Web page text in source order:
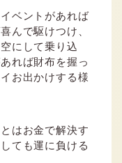
ベントがあれば
んで駆けつけ、
にして乗り込
れば財布を握っ
お出かけする様
はお金で解決す
ても運に負ける